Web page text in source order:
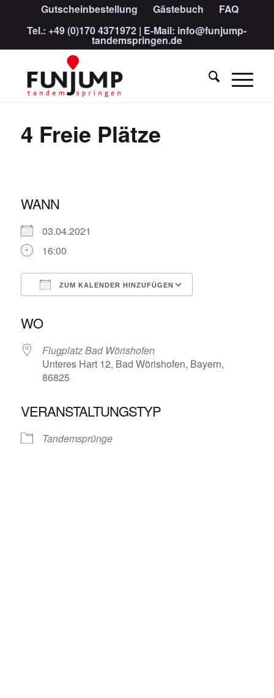
Gutscheinbestellung Gästebuch
FAQ
Tel.: +49 (0)170 4371972 | E-Mail: info@funjump-
tandemspringen.de
4 Freie Plätze
WANN
03.04.2021
16:00
ZUM KALENDER HINZUFÜGEN
WO
Flugplatz Bad Wörishofen
Unteres Hart 12, Bad Wörishofen, Bayern,
86825
VERANSTALTUNGSTYP
Tandemsprünge